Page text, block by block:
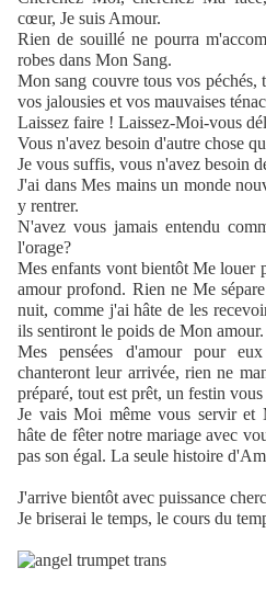
cœur, Je suis Amour.
Rien de souillé ne pourra
robes dans Mon Sang.
Mon sang couvre tous vos péchés,
vos jalousies et vos mauvaises
Laissez faire ! Laissez-Moi-vous
Vous n'avez besoin d'autre chose
Je vous suffis, vous n'avez besoin
J'ai dans Mes mains un monde
y rentrer.
N'avez vous jamais entendu
l'orage?
Mes enfants vont bientôt Me louer
amour profond. Rien ne Me
nuit, comme j'ai hâte de les
ils sentiront le poids de Mon
Mes pensées d'amour pour
chanteront leur arrivée, rien ne
préparé, tout est prêt, un festin vous
Je vais Moi même vous servir et
hâte de fêter notre mariage avec
pas son égal. La seule histoire
J'arrive bientôt avec puissance
Je briserai le temps, le cours du